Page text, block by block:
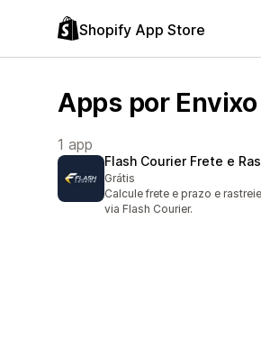
Shopify App Store
Apps por
1 app
Flash Courier Frete e
Grátis
Calcule frete e prazo e
via Flash Courier.